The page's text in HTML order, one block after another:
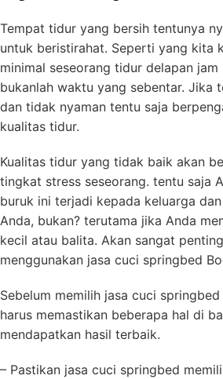
Tempat tidur yang bersih tentunya
untuk beristirahat. Seperti yang kita
minimal seseorang tidur delapan jam
bukanlah waktu yang sebentar. Jika
dan tidak nyaman tentu saja
kualitas tidur.
Kualitas tidur yang tidak baik akan
tingkat stress seseorang. tentu saja
buruk ini terjadi kepada keluarga
Anda, bukan? terutama jika Anda
kecil atau balita. Akan sangat
menggunakan jasa cuci springbed
Sebelum memilih jasa cuci
harus memastikan beberapa hal di
mendapatkan hasil terbaik.
– Pastikan jasa cuci springbed